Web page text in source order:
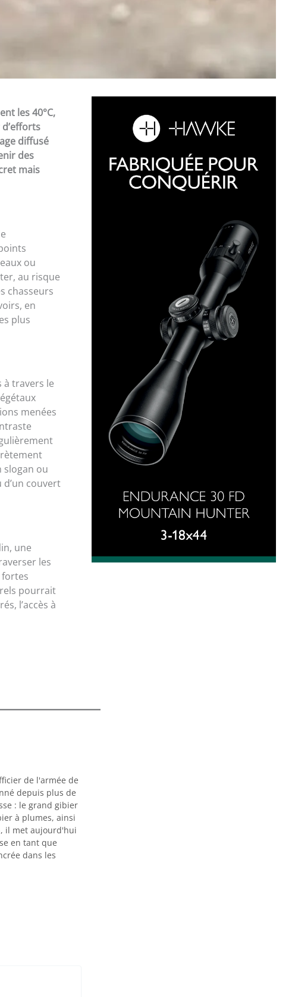
les 40°C,
diffusé
des
mais
ou
au risque
chasseurs
en
plus
à travers le
menées
slogan ou
d’un couvert
une
les
pourrait
l’accès à
de l'armée de
depuis plus de
: le grand gibier
à plumes, ainsi
il met aujourd'hui
en tant que
dans les